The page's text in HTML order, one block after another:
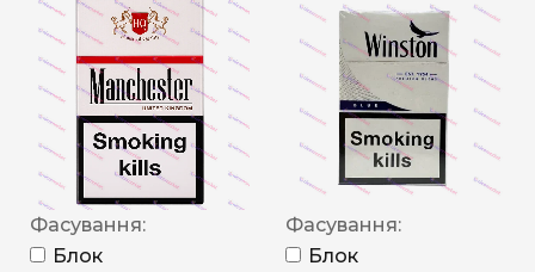
Фасування:
Блок
Фасування:
Блок